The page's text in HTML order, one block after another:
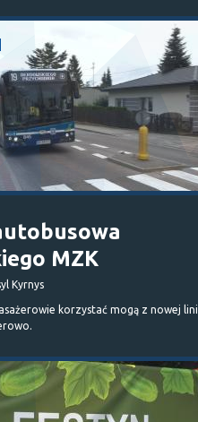
MZK
Kyrnys
korzystać mogą z nowej